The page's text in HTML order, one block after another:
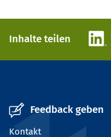
Inhalte teilen
Feedback geben
Kontakt